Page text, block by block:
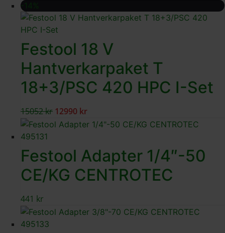
-14%
Festool 18 V
Hantverkarpaket T
18+3/PSC 420 HPC I-Set
15052kr 12990 kr
Festool Adapter 1/4″-50
CE/KG CENTROTEC
441 kr